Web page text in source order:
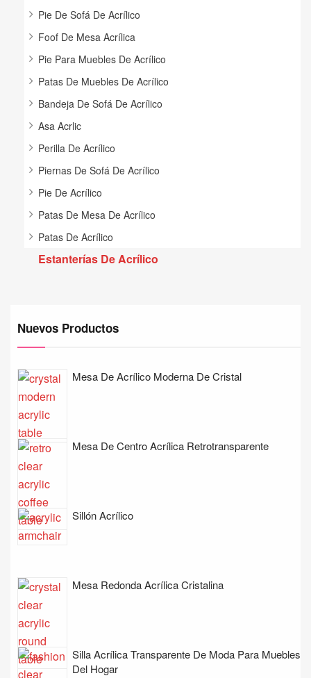
Pie De Sofá De Acrílico
Foof De Mesa Acrílica
Pie Para Muebles De Acrílico
Patas De Muebles De Acrílico
Bandeja De Sofá De Acrílico
Asa Acrlic
Perilla De Acrílico
Piernas De Sofá De Acrílico
Pie De Acrílico
Patas De Mesa De Acrílico
Patas De Acrílico
Estanterías De Acrílico
Nuevos Productos
Mesa De Acrílico Moderna De Cristal
Mesa De Centro Acrílica Retrotransparente
Sillón Acrílico
Mesa Redonda Acrílica Cristalina
Silla Acrílica Transparente De Moda Para Muebles
Del Hogar